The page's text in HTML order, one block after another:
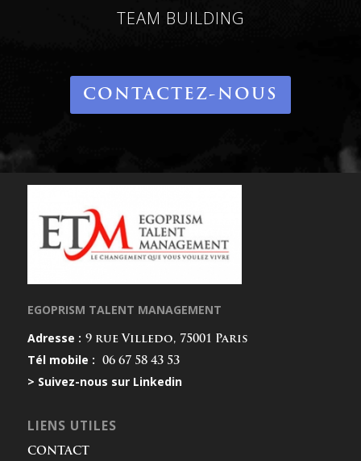
TEAM BUILDING
CONTACTEZ-NOUS
EGOPRISM TALENT MANAGEMENT
Adresse : 9 rue Villedo, 75001 Paris
Tél mobile : 06 67 58 43 53
> Suivez-nous sur Linkedin
LIENS UTILES
CONTACT